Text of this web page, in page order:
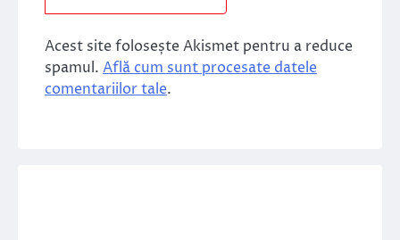
Acest site folosește Akismet pentru a reduce
spamul. Află cum sunt procesate datele
comentariilor tale.